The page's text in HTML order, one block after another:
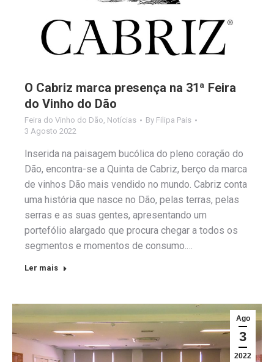
O Cabriz marca presença na 31ª Feira
do Vinho do Dão
Feira do Vinho do Dão Notícias By Filipa Pais
3 Agosto 2022
Inserida na paisagem bucólica do pleno coração do
Dão, encontra-se a Quinta de Cabriz, berço da marca
de vinhos Dão mais vendido no mundo. Cabriz conta
uma história que nasce no Dão, pelas terras, pelas
serras e as suas gentes, apresentando um
portefólio alargado que procura chegar a todos os
segmentos e momentos de consumo.…
Ler mais
Ago
3
2022